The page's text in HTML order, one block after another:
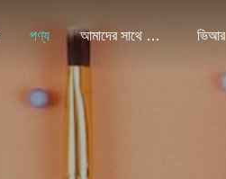
পণ্য আমাদের সাথে যোগাযোগ করুন ভিআর